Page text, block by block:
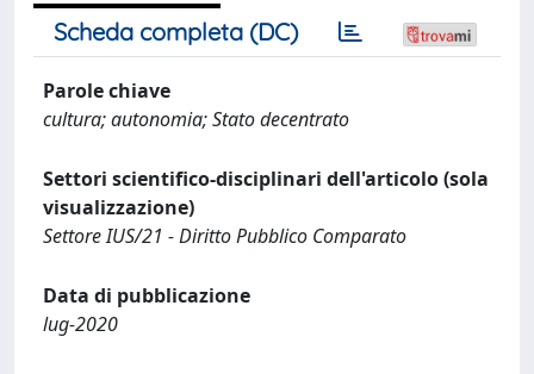
Scheda completa (DC)
Parole chiave
cultura; autonomia; Stato decentrato
Settori scientifico-disciplinari dell'articolo (sola
visualizzazione)
Settore IUS/21 - Diritto Pubblico Comparato
Data di pubblicazione
lug-2020